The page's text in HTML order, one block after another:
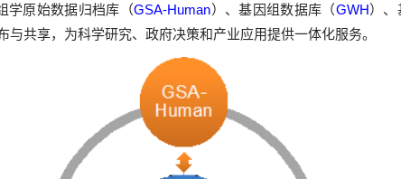
学原始数据归档库（GSA-Human）、基因组数据库（GWH）、
共享，为科学研究、政府决策和产业应用提供一体化服务。